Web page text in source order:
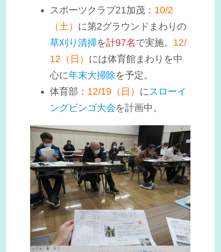
スポーツクラブ21加茂： 10/2
（土） に第2グラウンドまわりの
草刈り清掃を計97名で実施。 12/
12（日） には体育館まわりを中
心に年末大掃除を予定。
体育部： 12/19（日） にスローイ
ングビンゴ大会を計画中。